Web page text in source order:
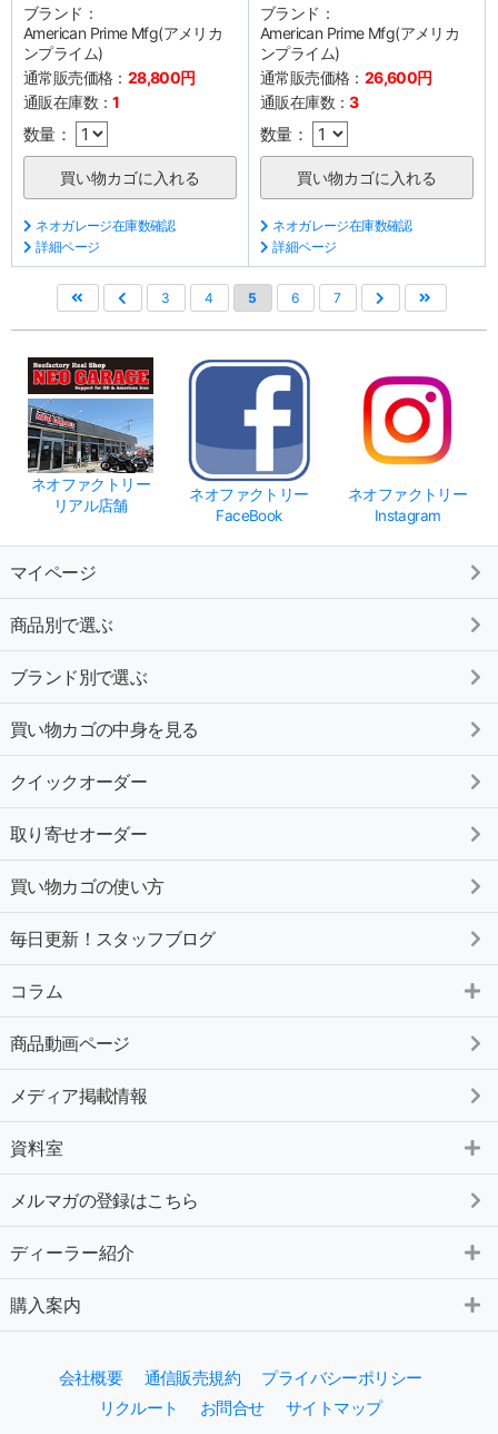
ブランド：
American Prime Mfg(アメリカ
ンプライム)
通常販売価格： 28,800円
通販在庫数：1
数量：
ネオガレージ在庫数確認
詳細ページ
ブランド：
American Prime Mfg(アメリカ
ンプライム)
通常販売価格： 26,600円
通販在庫数：3
数量：
ネオガレージ在庫数確認
詳細ページ
3 4 5 6 7
ネオファクトリー
リアル店舗
ネオファクトリー
FaceBook
ネオファクトリー
Instagram
マイページ
商品別で選ぶ
ブランド別で選ぶ
買い物カゴの中身を見る
クイックオーダー
取り寄せオーダー
買い物カゴの使い方
毎日更新！スタッフブログ
コラム
商品動画ページ
メディア掲載情報
資料室
メルマガの登録はこちら
ディーラー紹介
購入案内
会社概要 通信販売規約
プライバシーポリシー
リクルート
お問合せ サイトマップ